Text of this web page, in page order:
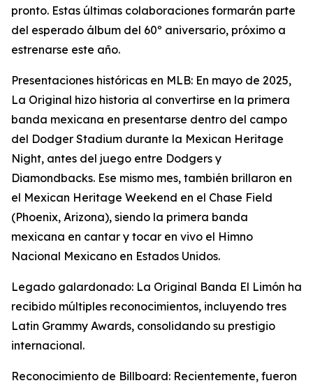
pronto. Estas últimas colaboraciones formarán parte
del esperado álbum del 60º aniversario, próximo a
estrenarse este año.
Presentaciones históricas en MLB: En mayo de 2025,
La Original hizo historia al convertirse en la primera
banda mexicana en presentarse dentro del campo
del Dodger Stadium durante la Mexican Heritage
Night, antes del juego entre Dodgers y
Diamondbacks. Ese mismo mes, también brillaron en
el Mexican Heritage Weekend en el Chase Field
(Phoenix, Arizona), siendo la primera banda
mexicana en cantar y tocar en vivo el Himno
Nacional Mexicano en Estados Unidos.
Legado galardonado: La Original Banda El Limón ha
recibido múltiples reconocimientos, incluyendo tres
Latin Grammy Awards, consolidando su prestigio
internacional.
Reconocimiento de Billboard: Recientemente, fueron